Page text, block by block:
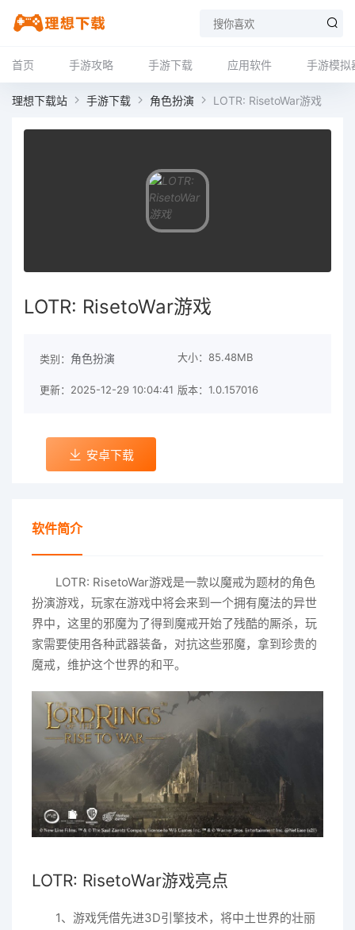
首页 手游攻略 手游下载 应用软件 手游模拟
理想下载站 手游下载 角色扮演 LOTR: RisetoWar游戏
LOTR: RisetoWar游戏
类别： 角色扮演 大小：85.48MB
更新：2025-12-29 10:04:41 版本：1.0.157016
安卓下载
软件简介
LOTR: RisetoWar游戏是一款以魔戒为题材的角色
扮演游戏，玩家在游戏中将会来到一个拥有魔法的异世
界中，这里的邪魔为了得到魔戒开始了残酷的厮杀，玩
家需要使用各种武器装备，对抗这些邪魔，拿到珍贵的
魔戒，维护这个世界的和平。
LOTR: RisetoWar游戏亮点
1、游戏凭借先进3D引擎技术，将中土世界的壮丽